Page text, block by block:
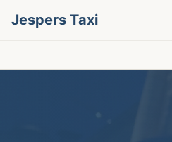
Jespers Taxi